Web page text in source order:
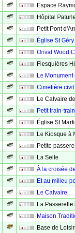
Espace
Hôpital
Petit Pont
Église St
Orival Wood
Flesquières
Le
Cimetière
Le Calvaire
Petit train-train
Église St
Le Kiosque à
Petite
La Selle
À la croisée
Et au milieu
Le Calvaire
La Passerelle
Maison
Base de